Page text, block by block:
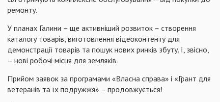
ремонту.
У планах Галини – ще активніший розвиток – створення
каталогу товарів, виготовлення відеоконтенту для
демонстрації товарів та пошук нових ринків збуту. І, звісно,
– нові робочі місця для земляків.
Прийом заявок за програмами «Власна справа» і «Грант для
ветеранів та їх подружжя» – продовжується!